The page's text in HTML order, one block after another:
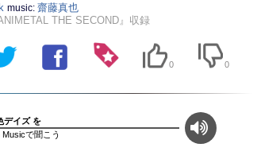
music: 齋藤真也
THE SECOND』収録
0 0
デイズ を
で聞こう